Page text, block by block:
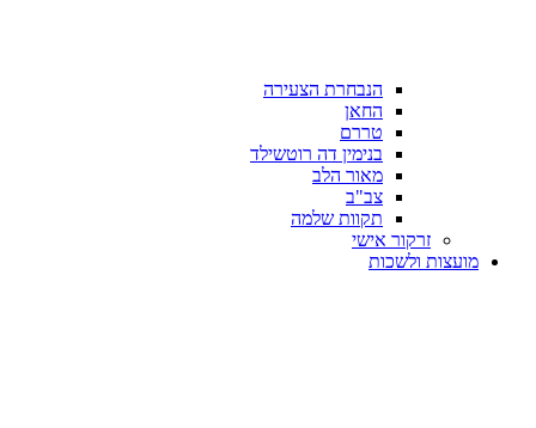
הנבחרת הצעירה
החאן
טררם
בנימין דה רוטשילד
מאור הלב
צב"ב
תקוות שלמה
זרקור אישי
מועצות ולשכות